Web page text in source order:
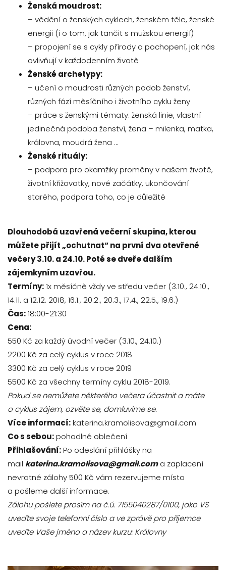
Ženská moudrost:
– vědění o ženských cyklech, ženském těle, ženské
energii (i o tom, jak tančit s mužskou energií)
– propojení se s cykly přírody a pochopení, jak nás
ovlivňují v každodenním životě
Ženské archetypy:
– učení o moudrosti různých podob ženství,
různých fází měsíčního i životního cyklu ženy
– práce s ženskými tématy: ženská linie, vlastní
jedinečná podoba ženství, žena – milenka, matka,
královna, moudrá žena …
Ženské rituály:
– podpora pro okamžiky proměny v našem životě,
životní křižovatky, nové začátky, ukončování
starého, podpora toho, co je důležité
Dlouhodobá uzavřená večerní skupina, kterou
můžete přijít „ochutnat“ na první dva otevřené
večery 3.10. a 24.10. Poté se dveře dalším
zájemkyním uzavřou.
Termíny:1x měsíčně vždy ve středu večer (3.10., 24.10.,
14.11. a 12.12. 2018, 16.1., 20.2., 20.3., 17.4., 22.5., 19.6.)
Čas:18:00-21:30
Cena:
550 Kč za každý úvodní večer (3.10., 24.10.)
2200 Kč za celý cyklus v roce 2018
3300 Kč za celý cyklus v roce 2019
5500 Kč za všechny termíny cyklu 2018-2019.
Pokud se nemůžete některého večera účastnit a máte
o cyklus zájem, ozvěte se, domluvíme se.
Více informací:katerina.kramolisova@gmail.com
Co s sebou:pohodlné oblečení
Přihlašování:Po odeslání přihlášky na
mail katerina.kramolisova@gmail.coma zaplacení
nevratné zálohy 500 Kč vám rezervujeme místo
a pošleme další informace.
Zálohu pošlete prosím na č.ú. 7155040287/0100, jako VS
uveďte svoje telefonní číslo a ve zprávě pro příjemce
uveďte Vaše jméno a název kurzu: Královny